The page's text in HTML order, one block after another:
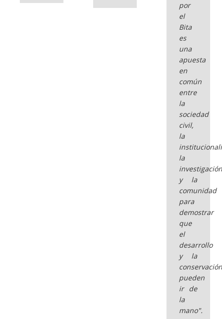
por
el
Bita
es
una
apuesta
en
común
entre
la
sociedad
civil,
la
la
investigación
y la
comunidad
para
demostrar
que
el
desarrollo
y la
conservación
pueden
ir de
la
mano".